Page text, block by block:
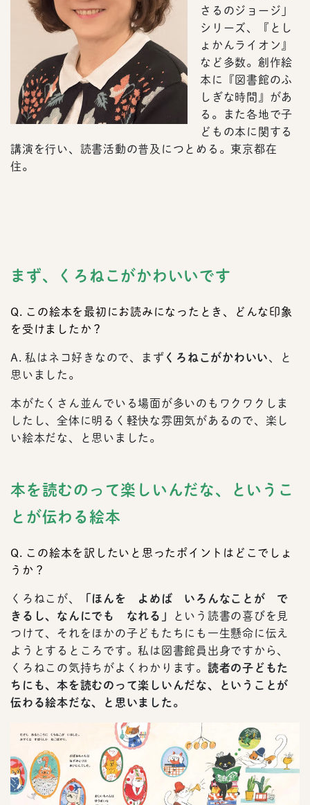
さるのジョージ」
シリーズ、『とし
ょかんライオン』
など多数。創作絵
本に『図書館のふ
しぎな時間』があ
る。また各地で子
どもの本に関する
講演を行い、読書活動の普及につとめる。東京都在
住。
まず、くろねこがかわいいです
Q. この絵本を最初にお読みになったとき、どんな印象
を受けましたか？
A. 私はネコ好きなので、まず くろねこがかわいい、と
思いました。
本がたくさん並んでいる場面が多いのもワクワクしま
したし、全体に明るく軽快な雰囲気があるので、楽し
い絵本だな、と思いました。
本を読むのって楽しいんだな、というこ
とが伝わる絵本
Q. この絵本を訳したいと思ったポイントはどこでしょ
うか？
くろねこが、
「ほんを よめば いろんなことが で
きるし、なんにでも なれる」
という読書の喜びを見
つけて、それをほかの子どもたちにも一生懸命に伝え
ようとするところです。私は図書館員出身ですから、
くろねこの気持ちがよくわかります。 読者の子どもた
ちにも、本を読むのって楽しいんだな、ということが
伝わる絵本だな、と思いました。